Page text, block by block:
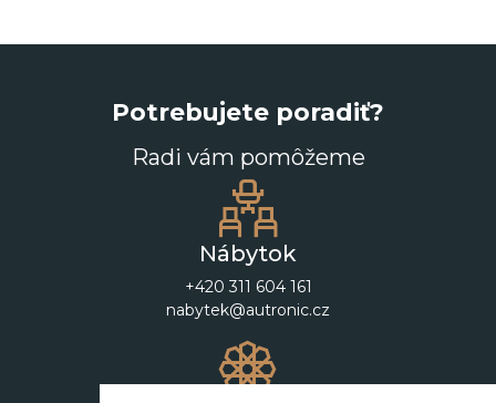
Potrebujete poradiť?
Radi vám pomôžeme
Nábytok
+420 311 604 161
nabytek@autronic.cz